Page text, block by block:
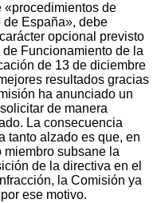
«procedimientos de
España», debe
opcional previsto
Funcionamiento de la
de 13 de diciembre
resultados gracias
ha anunciado un
de manera
La consecuencia
tanto alzado es que, en
miembro subsane la
de la directiva en el
la Comisión ya
ese motivo.